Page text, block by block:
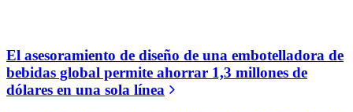
El asesoramiento de diseño de una embotelladora de
bebidas global permite ahorrar 1,3 millones de
dólares en una sola línea